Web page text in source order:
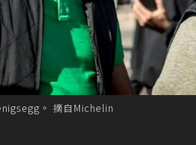
。 摘自Michelin